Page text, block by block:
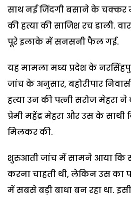
साथ नई जिंदगी बसाने के चक्कर
की हत्या की साजिश रच डाली.
पूरे इलाके में सनसनी फैल गई.
यह मामला मध्य प्रदेश के
जांच के अनुसार, बहोरीपार
हत्या उन की पत्नी सरोज मेहरा
प्रेमी महेंद्र मेहरा और उस के
मिलकर की.
शुरुआती जांच में सामने आया कि
करना चाहती थी, लेकिन उस का
में सबसे बड़ी बाधा बन रहा था.